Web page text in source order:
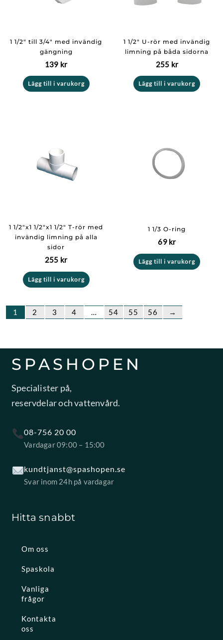
1 1/2″ till 3/4″ med invändig
gängning
139 kr
Lägg till i varukorg
1 1/2″ U-rör med invändig
limning på båda sidorna
255 kr
Lägg till i varukorg
1 1/2″x1 1/2″x1 1/2″ T-rör med
invändig limning på alla
sidor
255 kr
Lägg till i varukorg
1 1/3 O-ring
69 kr
Lägg till i varukorg
1 2 3 4 54 55 56 →
SPASHOPEN
Specialister på,
reservdelar och vattenvård.
08-756 20 00
Vardagar 09:00 – 15:00
kundtjanst@spashopen.se
Svar inom 24h på vardagar
Hitta snabbt
Om oss
Spaskola
Vanliga
frågor
Kontakta
oss